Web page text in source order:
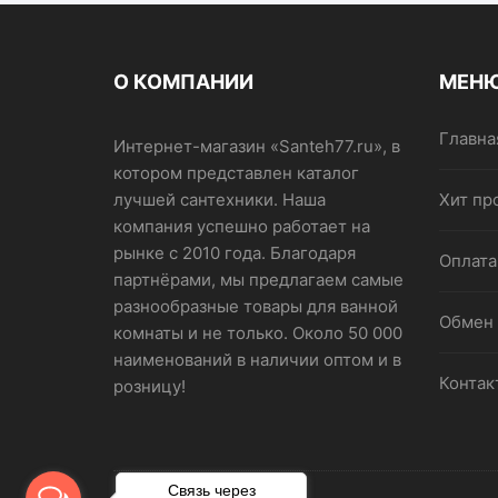
О КОМПАНИИ
Интернет-магазин «Santeh77.ru», в
котором представлен каталог
лучшей сантехники. Наша
компания успешно работает на
рынке с 2010 года. Благодаря
партнёрами, мы предлагаем самые
разнообразные товары для ванной
комнаты и не только. Около 50 000
наименований в наличии оптом и в
розницу!
Хит
Обмен
Связь через